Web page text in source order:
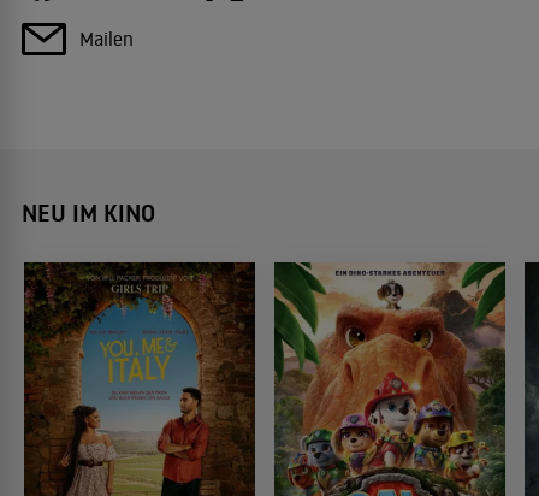
Mailen
NEU IM KINO